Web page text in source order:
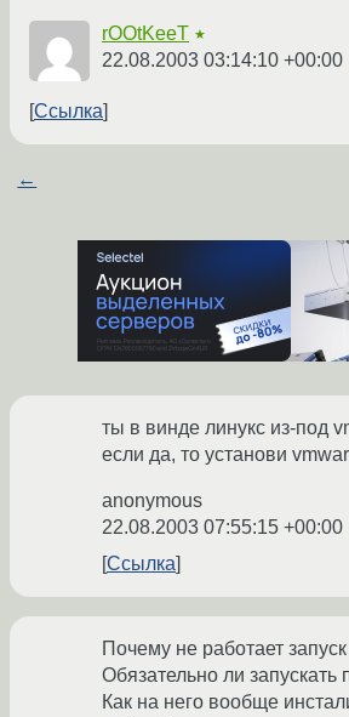
rOOtKeeT ★
22.08.2003 03:14:10 +00:00
Ссылка
←
ты в винде линукс из-под
если да, то установи
anonymous
22.08.2003 07:55:15 +00:00
Ссылка
Почему не работает
Обязательно ли запускать
Как на него вообще